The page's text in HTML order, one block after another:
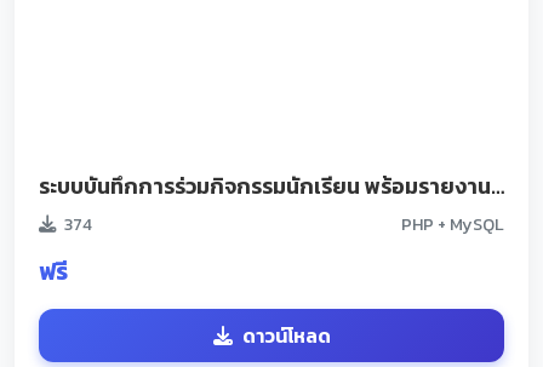
ระบบบันทึกการร่วมกิจกรรมนักเรียน พร้อมรายงานPDF
374 PHP + MySQL
ฟรี
ดาวน์โหลด